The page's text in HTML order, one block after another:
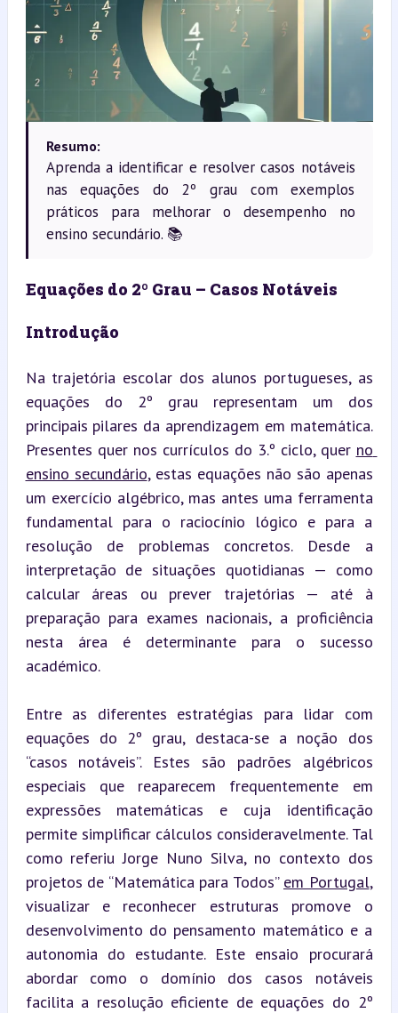
Resumo:
Aprenda a identificar e resolver casos notáveis
nas equações do 2º grau com exemplos
práticos para melhorar o desempenho no
ensino secundário. 📚
Equações do 2º Grau – Casos Notáveis
Introdução
Na trajetória escolar dos alunos portugueses, as
equações do 2º grau representam um dos
principais pilares da aprendizagem em matemática.
Presentes quer nos currículos do 3.º ciclo, quer no
ensino secundário, estas equações não são apenas
um exercício algébrico, mas antes uma ferramenta
fundamental para o raciocínio lógico e para a
resolução de problemas concretos. Desde a
interpretação de situações quotidianas — como
calcular áreas ou prever trajetórias — até à
preparação para exames nacionais, a proficiência
nesta área é determinante para o sucesso
académico.
Entre as diferentes estratégias para lidar com
equações do 2º grau, destaca-se a noção dos
“casos notáveis”. Estes são padrões algébricos
especiais que reaparecem frequentemente em
expressões matemáticas e cuja identificação
permite simplificar cálculos consideravelmente. Tal
como referiu Jorge Nuno Silva, no contexto dos
projetos de “Matemática para Todos” em Portugal,
visualizar e reconhecer estruturas promove o
desenvolvimento do pensamento matemático e a
autonomia do estudante. Este ensaio procurará
abordar como o domínio dos casos notáveis
facilita a resolução eficiente de equações do 2º